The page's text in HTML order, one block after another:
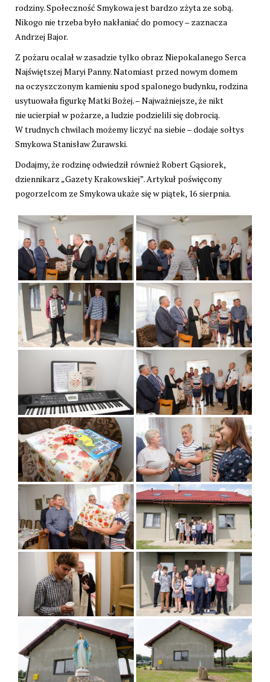
rodziny. Społeczność Smykowa jest bardzo zżyta ze sobą.
Nikogo nie trzeba było nakłaniać do pomocy – zaznacza
Andrzej Bajor.
Z pożaru ocalał w zasadzie tylko obraz Niepokalanego Serca
Najświętszej Maryi Panny. Natomiast przed nowym domem
na oczyszczonym kamieniu spod spalonego budynku, rodzina
usytuowała figurkę Matki Bożej. – Najważniejsze, że nikt
nie ucierpiał w pożarze, a ludzie podzielili się dobrocią.
W trudnych chwilach możemy liczyć na siebie – dodaje sołtys
Smykowa Stanisław Żurawski.
Dodajmy, że rodzinę odwiedził również Robert Gąsiorek,
dziennikarz „Gazety Krakowskiej”. Artykuł poświęcony
pogorzelcom ze Smykowa ukaże się w piątek, 16 sierpnia.